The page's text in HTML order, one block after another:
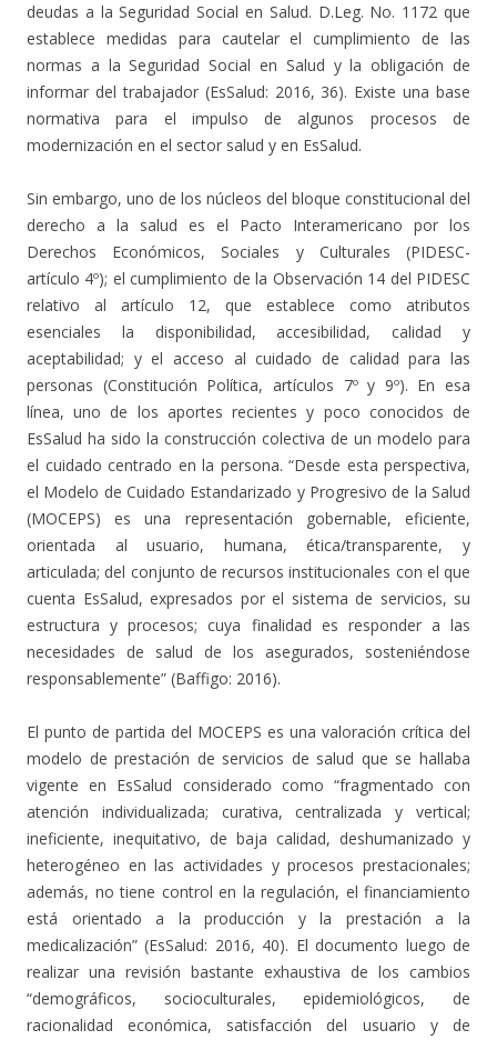
deudas a la Seguridad Social en Salud. D.Leg. No. 1172 que
establece medidas para cautelar el cumplimiento de las
normas a la Seguridad Social en Salud y la obligación de
informar del trabajador (EsSalud: 2016, 36). Existe una base
normativa para el impulso de algunos procesos de
modernización en el sector salud y en EsSalud.
Sin embargo, uno de los núcleos del bloque constitucional del
derecho a la salud es el Pacto Interamericano por los
Derechos Económicos, Sociales y Culturales (PIDESC-
artículo 4º); el cumplimiento de la Observación 14 del PIDESC
relativo al artículo 12, que establece como atributos
esenciales la disponibilidad, accesibilidad, calidad y
aceptabilidad; y el acceso al cuidado de calidad para las
personas (Constitución Política, artículos 7º y 9º). En esa
línea, uno de los aportes recientes y poco conocidos de
EsSalud ha sido la construcción colectiva de un modelo para
el cuidado centrado en la persona. “Desde esta perspectiva,
el Modelo de Cuidado Estandarizado y Progresivo de la Salud
(MOCEPS) es una representación gobernable, eficiente,
orientada al usuario, humana, ética/transparente, y
articulada; del conjunto de recursos institucionales con el que
cuenta EsSalud, expresados por el sistema de servicios, su
estructura y procesos; cuya finalidad es responder a las
necesidades de salud de los asegurados, sosteniéndose
responsablemente” (Baffigo: 2016).
El punto de partida del MOCEPS es una valoración crítica del
modelo de prestación de servicios de salud que se hallaba
vigente en EsSalud considerado como “fragmentado con
atención individualizada; curativa, centralizada y vertical;
ineficiente, inequitativo, de baja calidad, deshumanizado y
heterogéneo en las actividades y procesos prestacionales;
además, no tiene control en la regulación, el financiamiento
está orientado a la producción y la prestación a la
medicalización” (EsSalud: 2016, 40). El documento luego de
realizar una revisión bastante exhaustiva de los cambios
“demográficos, socioculturales, epidemiológicos, de
racionalidad económica, satisfacción del usuario y de